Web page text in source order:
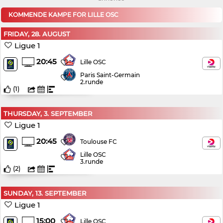
KOMMENDE KAMPE FOR LILLE OSC
FRIDAY, 28. AUGUST
Ligue 1
20:45
Lille OSC
Paris Saint-Germain
2.runde
(1)
THURSDAY, 3. SEPTEMBER
Ligue 1
20:45
Toulouse FC
Lille OSC
3.runde
(2)
SUNDAY, 13. SEPTEMBER
Ligue 1
15:00
Lille OSC